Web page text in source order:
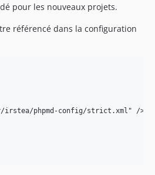
pour les nouveaux projets.
référencé dans la configuration
irstea/phpmd-config/strict.xml" />